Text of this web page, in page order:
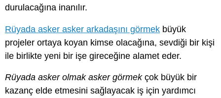
durulacağına inanılır.
Rüyada asker asker arkadaşını görmek büyük
projeler ortaya koyan kimse olacağına, sevdiği bir kişi
ile birlikte yeni bir işe gireceğine alamet eder.
Rüyada asker olmak asker görmekçok büyük bir
kazanç elde etmesini sağlayacak iş için yardımcı